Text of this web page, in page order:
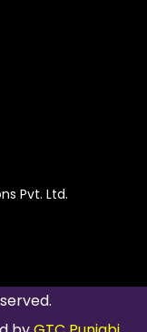
Pvt. Ltd.